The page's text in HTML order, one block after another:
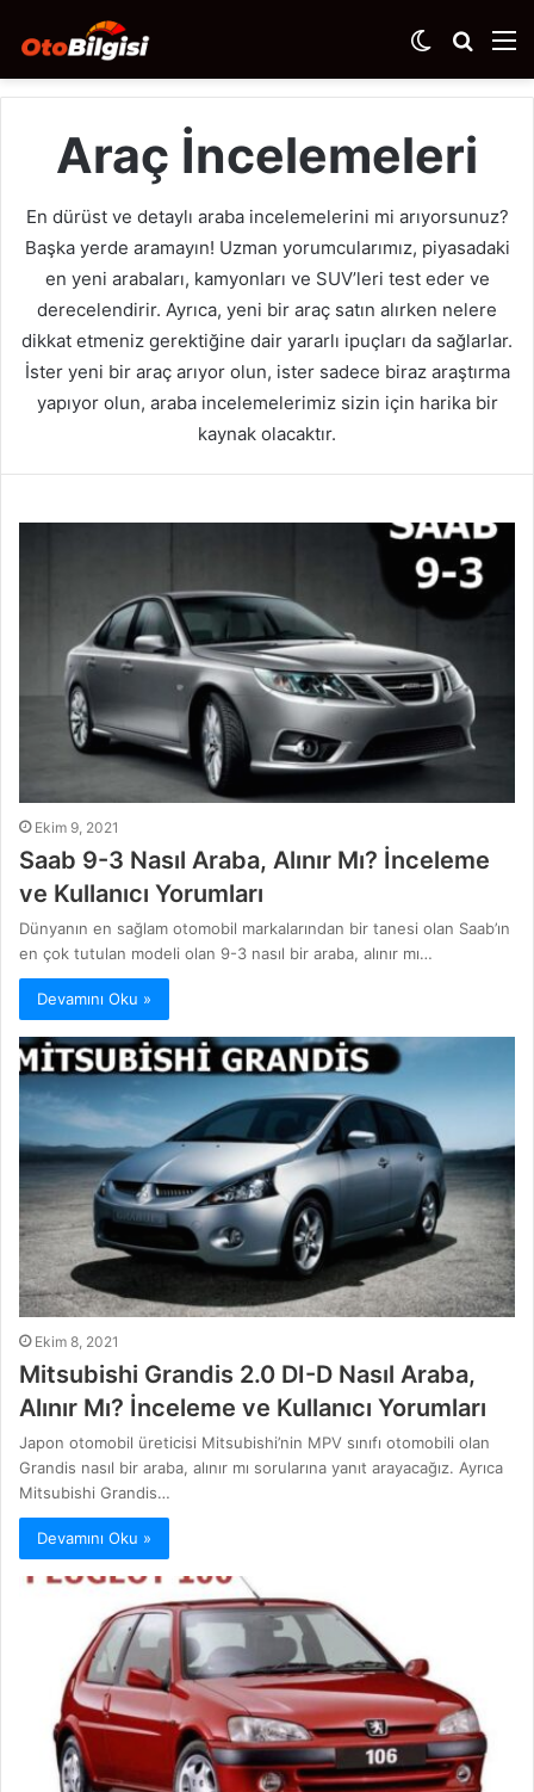
Arama
yap
Dış
görünümü
Araç İncelemeleri
En dürüst ve detaylı araba incelemelerini mi arıyorsunuz?
Başka yerde aramayın! Uzman yorumcularımız, piyasadaki
en yeni arabaları, kamyonları ve SUV’leri test eder ve
derecelendirir. Ayrıca, yeni bir araç satın alırken nelere
dikkat etmeniz gerektiğine dair yararlı ipuçları da sağlarlar.
İster yeni bir araç arıyor olun, ister sadece biraz araştırma
yapıyor olun, araba incelemelerimiz sizin için harika bir
kaynak olacaktır.
Ekim 9, 2021
Saab 9-3 Nasıl Araba, Alınır Mı? İnceleme
ve Kullanıcı Yorumları
Dünyanın en sağlam otomobil markalarından bir tanesi olan Saab’ın
en çok tutulan modeli olan 9-3 nasıl bir araba, alınır mı…
Devamını Oku »
Ekim 8, 2021
Mitsubishi Grandis 2.0 DI-D Nasıl Araba,
Alınır Mı? İnceleme ve Kullanıcı Yorumları
Japon otomobil üreticisi Mitsubishi’nin MPV sınıfı otomobili olan
Grandis nasıl bir araba, alınır mı sorularına yanıt arayacağız. Ayrıca
Mitsubishi Grandis…
Devamını Oku »